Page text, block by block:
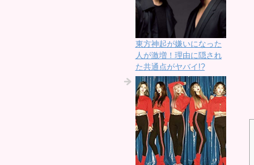
東方神起が嫌いになった
人が激増！理由に隠され
た共通点がヤバイ!?